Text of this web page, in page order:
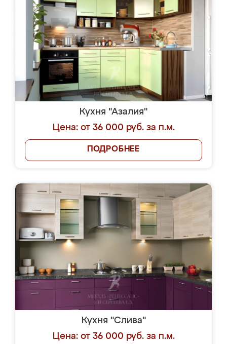
Кухня "Азалия"
Цена: от 36 000 руб. за п.м.
ПОДРОБНЕЕ
Кухня "Слива"
Цена: от 36 000 руб. за п.м.